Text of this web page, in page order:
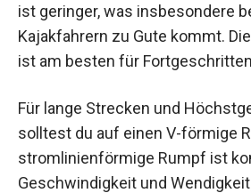
ist geringer, was insbesondere
Kajakfahrern zu Gute kommt.
ist am besten für
Für lange Strecken und
solltest du auf einen V-förmige
stromlinienförmige Rumpf ist
Geschwindigkeit und